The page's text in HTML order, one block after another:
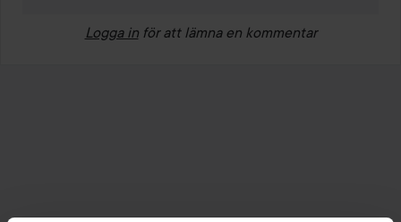
Logga in för att lämna en kommentar